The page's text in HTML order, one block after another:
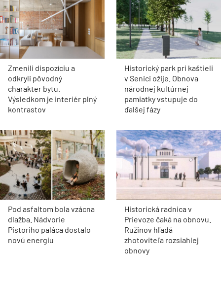
Zmenili dispozíciu a
odkryli pôvodný
charakter bytu.
Výsledkom je interiér plný
kontrastov
Historický park pri kaštieli
v Senici ožije. Obnova
národnej kultúrnej
pamiatky vstupuje do
ďalšej fázy
Pod asfaltom bola vzácna
dlažba. Nádvorie
Pistoriho paláca dostalo
novú energiu
Historická radnica v
Prievoze čaká na obnovu.
Ružinov hľadá
zhotoviteľa rozsiahlej
obnovy